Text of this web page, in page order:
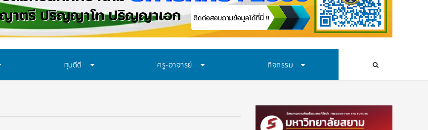
ทุนดีดี ครู-อาจารย์ กิจกรรม